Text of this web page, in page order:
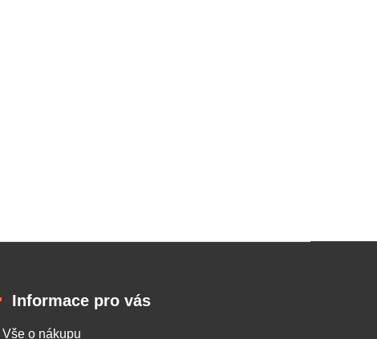
Informace pro vás
Vše o nákupu